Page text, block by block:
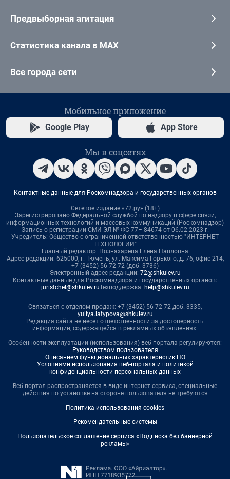
Предвыборная агитация
Статистика канала в MAX
Все города сети
Мобильное приложение
Google Play App Store
Мы в соцсетях
Контактные данные для Роскомнадзора и государственных органов
Сетевое издание «72.ру» (18+)
Зарегистрировано Федеральной службой по надзору в сфере связи,
информационных технологий и массовых коммуникаций (Роскомнадзор)
Запись о регистрации СМИ ЭЛ № ФС 77– 84674 от 06.02.2023 г.
Учредитель: Общество с ограниченной ответственностью "ИНТЕРНЕТ
ТЕХНОЛОГИИ"
Главный редактор: Познахарева Елена Павловна
Адрес редакции: 625000, г. Тюмень, ул. Максима Горького, д. 76, офис 214,
+7 (3452) 56-72-72 (доб. 3736)
Электронный адрес редакции: 72@shkulev.ru
Контактные данные для Роскомнадзора и государственных органов:
juristchel@shkulev.ruТехподдержка: help@shkulev.ru
Связаться с отделом продаж: +7 (3452) 56-72-72 доб. 3335,
yuliya.latypova@shkulev.ru
Редакция сайта не несет ответственности за достоверность
информации, содержащейся в рекламных объявлениях.
Особенности эксплуатации (использования) веб-портала регулируются:
Руководством пользователя
Описанием функциональных характеристик ПО
Условиями использования веб-портала и политикой
конфиденциальности персональных данных
Веб-портал распространяется в виде интернет-сервиса, специальные
действия по установке на стороне пользователя не требуются
Политика использования cookies
Рекомендательные системы
Пользовательское соглашение сервиса «Подписка без баннерной
рекламы»